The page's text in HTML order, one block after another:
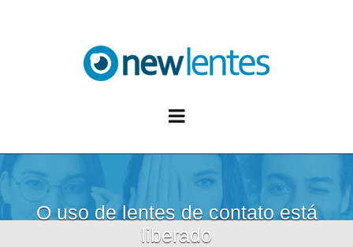
O uso de lentes de contato está
liberado